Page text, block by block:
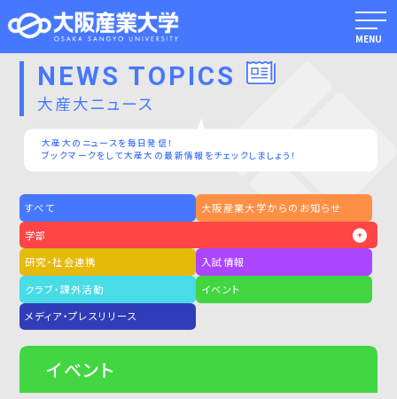
MENU
NEWS TOPICS
大産大ニュース
大産大のニュースを毎日発信！
ブックマークをして大産大の最新情報をチェックしましょう！
イベント
すべて
大阪産業大学からのお知らせ
学部
研究・社会連携
入試情報
クラブ・課外活動
イベント
メディア・プレスリリース